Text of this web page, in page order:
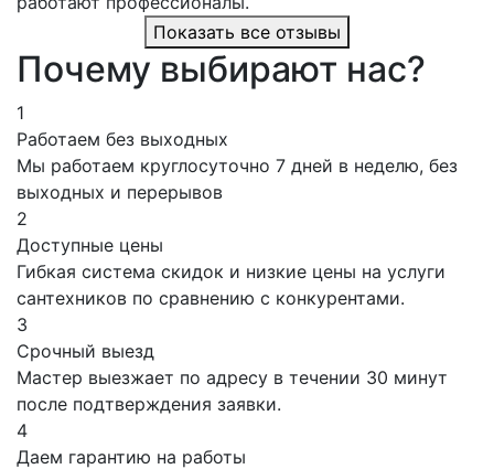
Показать все отзывы
Почему выбирают нас?
1
Работаем без выходных
Мы работаем круглосуточно 7 дней в неделю, без
выходных и перерывов
2
Доступные цены
Гибкая система скидок и низкие цены на услуги
сантехников по сравнению с конкурентами.
3
Срочный выезд
Мастер выезжает по адресу в течении 30 минут
после подтверждения заявки.
4
Даем гарантию на работы